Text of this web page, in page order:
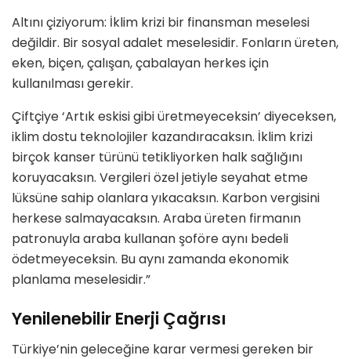
Altını çiziyorum: İklim krizi bir finansman meselesi
değildir. Bir sosyal adalet meselesidir. Fonların üreten,
eken, biçen, çalışan, çabalayan herkes için
kullanılması gerekir.
Çiftçiye ‘Artık eskisi gibi üretmeyeceksin’ diyeceksen,
iklim dostu teknolojiler kazandıracaksın. İklim krizi
birçok kanser türünü tetikliyorken halk sağlığını
koruyacaksın. Vergileri özel jetiyle seyahat etme
lüksüne sahip olanlara yıkacaksın. Karbon vergisini
herkese salmayacaksın. Araba üreten firmanın
patronuyla araba kullanan şoföre aynı bedeli
ödetmeyeceksin. Bu aynı zamanda ekonomik
planlama meselesidir.”
Yenilenebilir Enerji Çağrısı
Türkiye’nin geleceğine karar vermesi gereken bir